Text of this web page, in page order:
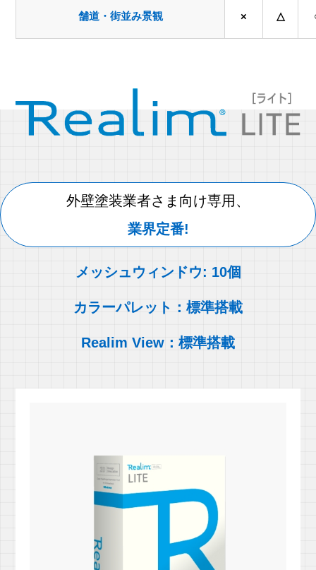
舗道・街並み景観 × △
外壁塗装業者さま向け専用、
業界定番!
メッシュウィンドウ: 10個
カラーパレット：標準搭載
Realim View：標準搭載